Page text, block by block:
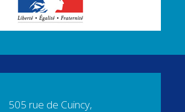
505 rue de Cuincy,